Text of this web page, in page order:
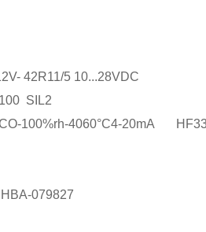
42R11/5 10...28VDC
SIL2
100%rh-4060°C4-20mA
HBA-079827